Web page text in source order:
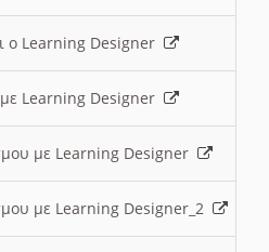
ο Learning Designer
Learning Designer
με Learning Designer
με Learning Designer_2